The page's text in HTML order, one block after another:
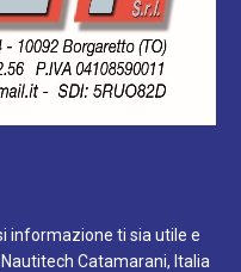
informazione ti sia utile e
Catamarani, Italia